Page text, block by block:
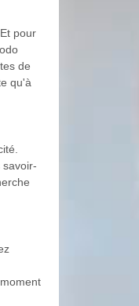
pour
de
qu'à